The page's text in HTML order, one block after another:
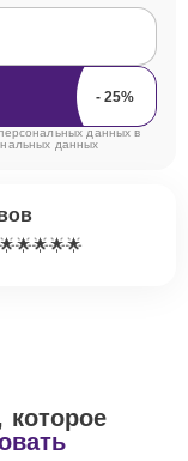
данных в
данных
которое